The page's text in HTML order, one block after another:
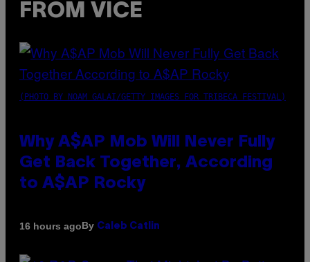
FROM VICE
(PHOTO BY NOAM GALAI/GETTY IMAGES FOR TRIBECA FESTIVAL)
Why A$AP Mob Will Never Fully
Get Back Together, According
to A$AP Rocky
16 hours agoBy Caleb Catlin